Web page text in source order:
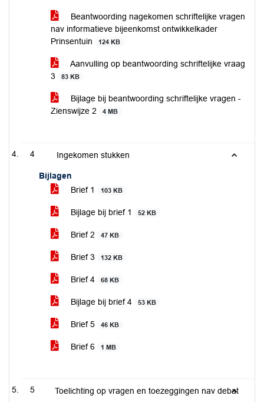
Beantwoording nagekomen schriftelijke vragen
nav informatieve bijeenkomst ontwikkelkader
Prinsentuin
124 KB
Aanvulling op beantwoording schriftelijke vraag
3
83 KB
Bijlage bij beantwoording schriftelijke vragen -
Zienswijze 2
4 MB
4 Ingekomen stukken
Bijlagen
Brief 1
103 KB
Bijlage bij brief 1 52 KB
Brief 2 47 KB
Brief 3 132 KB
Brief 4 68 KB
Bijlage bij brief 4 53 KB
Brief 5 46 KB
Brief 6 1 MB
5
Toelichting op vragen en toezeggingen nav debat